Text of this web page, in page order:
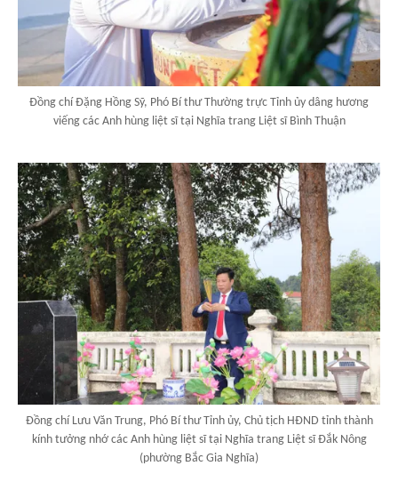
Đồng chí Đặng Hồng Sỹ, Phó Bí thư Thường trực Tỉnh ủy dâng hương
viếng các Anh hùng liệt sĩ tại Nghĩa trang Liệt sĩ Bình Thuận
Đồng chí Lưu Văn Trung, Phó Bí thư Tỉnh ủy, Chủ tịch HĐND tỉnh thành
kính tưởng nhớ các Anh hùng liệt sĩ tại Nghĩa trang Liệt sĩ Đắk Nông
(phường Bắc Gia Nghĩa)